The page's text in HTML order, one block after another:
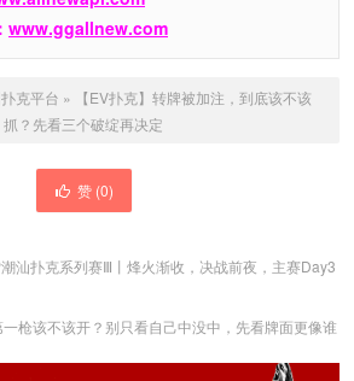
www.ggallnew.com
克平台 »
【EV扑克】转牌被加注，到底该不该
抓？先看三个破绽再决定
赞 (0)
潮汕扑克系列赛Ⅲ丨烽火渐收，决战前夜，主赛Day3
一枪该不该开？别只看自己中没中，先看牌面更像谁